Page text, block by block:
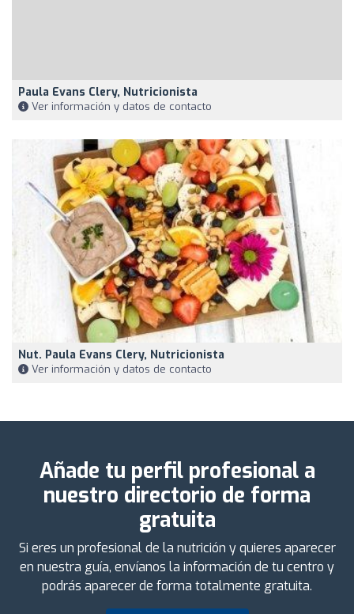
Paula Evans Clery, Nutricionista
Ver información y datos de contacto
Nut. Paula Evans Clery, Nutricionista
Ver información y datos de contacto
Añade tu perfil profesional a
nuestro directorio de forma
gratuita
Si eres un profesional de la nutrición y quieres aparecer
en nuestra guía, envíanos la información de tu centro y
podrás aparecer de forma totalmente gratuita.